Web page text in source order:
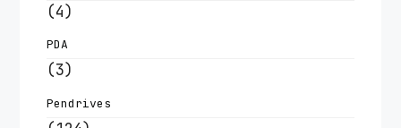
(4)
PDA
(3)
Pendrives